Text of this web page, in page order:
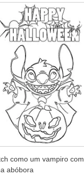
como um vampiro com
abóbora